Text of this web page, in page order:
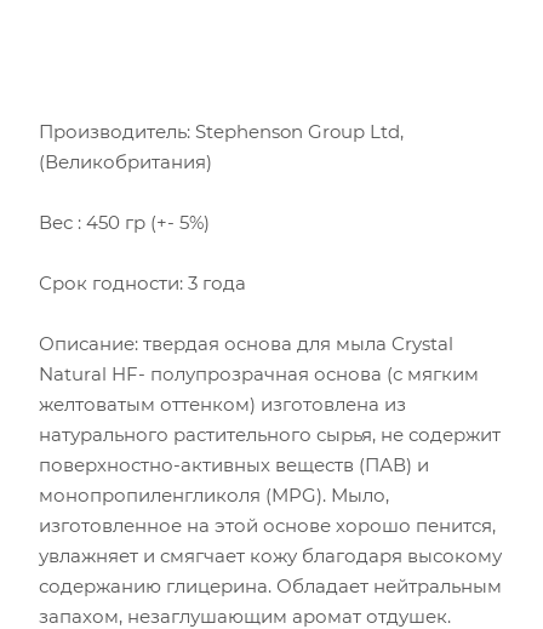
Производитель: Stephenson Group Ltd,
(Великобритания)
Вес : 450 гр (+- 5%)
Срок годности: 3 года
Описание: твердая основа для мыла Crystal
Natural HF- полупрозрачная основа (с мягким
желтоватым оттенком) изготовлена из
натурального растительного сырья, не содержит
поверхностно-активных веществ (ПАВ) и
монопропиленгликоля (MPG). Мыло,
изготовленное на этой основе хорошо пенится,
увлажняет и смягчает кожу благодаря высокому
содержанию глицерина. Обладает нейтральным
запахом, незаглушающим аромат отдушек.